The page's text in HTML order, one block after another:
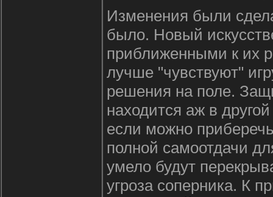
Изменения были
было. Новый
приближенными к их
лучше "чувствуют"
решения на поле.
находится аж в
если можно
полной самоотдачи
умело будут
угроза соперника. К